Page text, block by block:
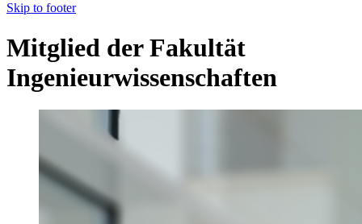
Skip to footer
Mitglied der Fakultät
Ingenieurwissenschaften